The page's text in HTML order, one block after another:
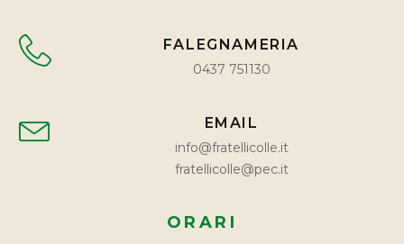
FALEGNAMERIA
0437 751130
EMAIL
info@fratellicolle.it
fratellicolle@pec.it
ORARI